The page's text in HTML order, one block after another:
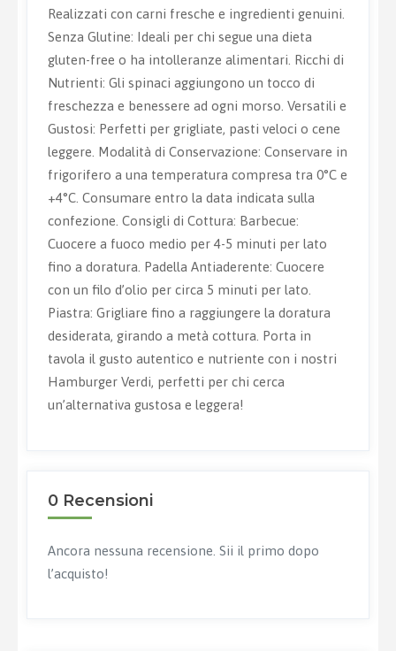
Realizzati con carni fresche e ingredienti genuini.
Senza Glutine: Ideali per chi segue una dieta
gluten-free o ha intolleranze alimentari. Ricchi di
Nutrienti: Gli spinaci aggiungono un tocco di
freschezza e benessere ad ogni morso. Versatili e
Gustosi: Perfetti per grigliate, pasti veloci o cene
leggere. Modalità di Conservazione: Conservare in
frigorifero a una temperatura compresa tra 0°C e
+4°C. Consumare entro la data indicata sulla
confezione. Consigli di Cottura: Barbecue:
Cuocere a fuoco medio per 4-5 minuti per lato
fino a doratura. Padella Antiaderente: Cuocere
con un filo d’olio per circa 5 minuti per lato.
Piastra: Grigliare fino a raggiungere la doratura
desiderata, girando a metà cottura. Porta in
tavola il gusto autentico e nutriente con i nostri
Hamburger Verdi, perfetti per chi cerca
un’alternativa gustosa e leggera!
0 Recensioni
Ancora nessuna recensione. Sii il primo dopo
l’acquisto!